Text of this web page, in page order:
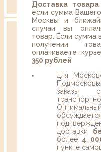
Доставка товара
если сумма
Москвы и
случаи вы
товар. Если сумма
получении
оплачиваете
350 рублей
для
заказы
доставки
более 4
пункте